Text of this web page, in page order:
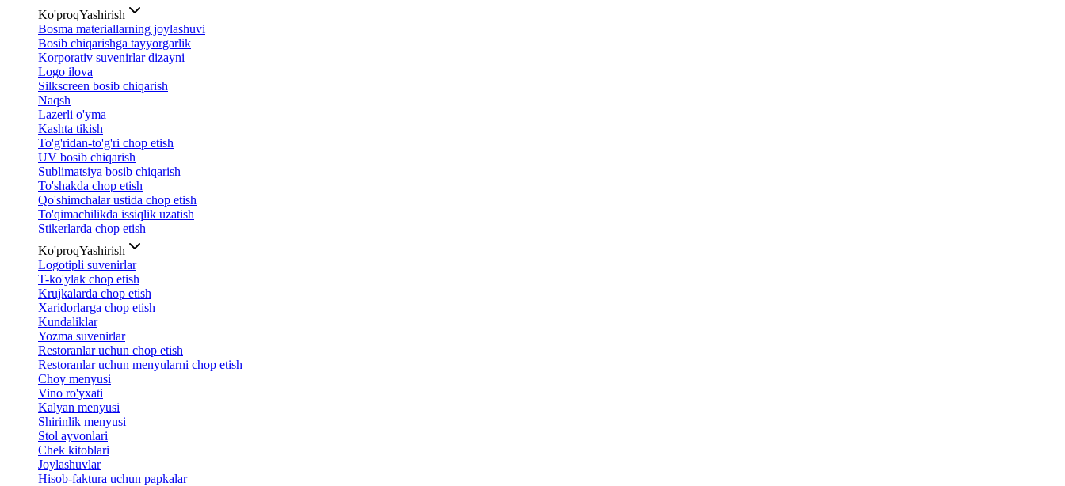
Ko'proqYashirish
Bosma materiallarning joylashuvi
Bosib chiqarishga tayyorgarlik
Korporativ suvenirlar dizayni
Logo ilova
Silkscreen bosib chiqarish
Naqsh
Lazerli o'yma
Kashta tikish
To'g'ridan-to'g'ri chop etish
UV bosib chiqarish
Sublimatsiya bosib chiqarish
To'shakda chop etish
Qo'shimchalar ustida chop etish
To'qimachilikda issiqlik uzatish
Stikerlarda chop etish
Ko'proqYashirish
Logotipli suvenirlar
T-ko'ylak chop etish
Krujkalarda chop etish
Xaridorlarga chop etish
Kundaliklar
Yozma suvenirlar
Restoranlar uchun chop etish
Restoranlar uchun menyularni chop etish
Choy menyusi
Vino ro'yxati
Kalyan menyusi
Shirinlik menyusi
Stol ayvonlari
Chek kitoblari
Joylashuvlar
Hisob-faktura uchun papkalar